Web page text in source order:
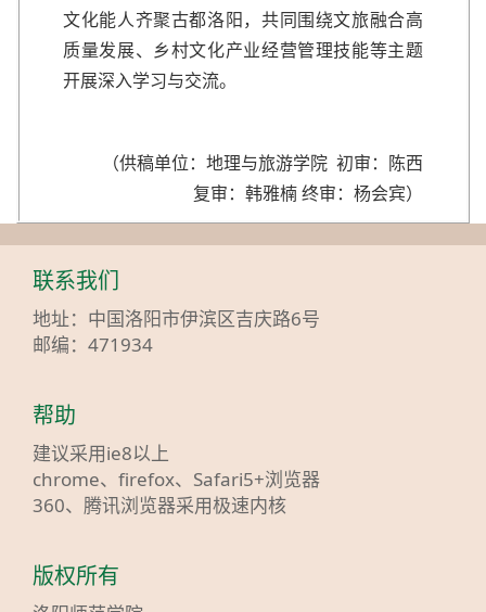
文化能人齐聚古都洛阳，共同围绕文旅融合高
质量发展、乡村文化产业经营管理技能等主题
开展深入学习与交流。
（供稿单位：地理与旅游学院 初审：陈西
复审：韩雅楠 终审：杨会宾）
联系我们
地址：中国洛阳市伊滨区吉庆路6号
邮编：471934
帮助
建议采用ie8以上
chrome、firefox、Safari5+浏览器
360、腾讯浏览器采用极速内核
版权所有